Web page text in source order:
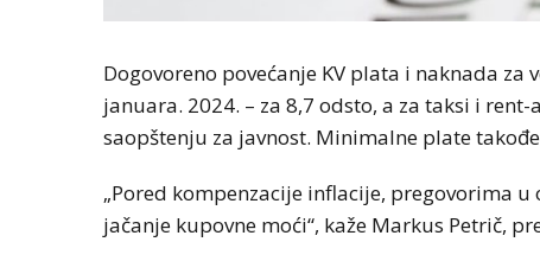
Dogovoreno povećanje KV plata i naknada
januara. 2024. – za 8,7 odsto, a za taksi i
saopštenju za javnost. Minimalne plate
„Pored kompenzacije inflacije, pregovorima
jačanje kupovne moći“, kaže Markus Petrič,